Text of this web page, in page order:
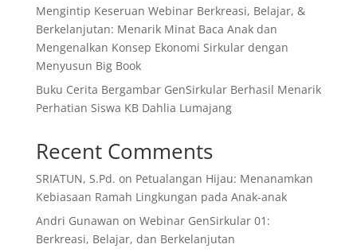
Mengintip Keseruan Webinar Berkreasi, Belajar, &
Berkelanjutan: Menarik Minat Baca Anak dan
Mengenalkan Konsep Ekonomi Sirkular dengan
Menyusun Big Book
Buku Cerita Bergambar GenSirkular Berhasil Menarik
Perhatian Siswa KB Dahlia Lumajang
Recent Comments
SRIATUN, S.Pd. on Petualangan Hijau: Menanamkan
Kebiasaan Ramah Lingkungan pada Anak-anak
Andri Gunawan on Webinar GenSirkular 01:
Berkreasi, Belajar, dan Berkelanjutan